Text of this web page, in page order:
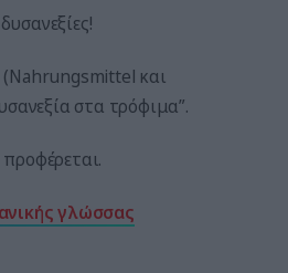
(Nahrungsmittel και
στα τρόφιμα”.
γλώσσας